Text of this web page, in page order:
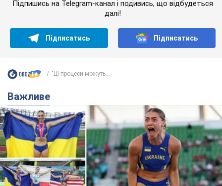
Красуня зі Львова з рекордом виграла
історичну медаль для України на чемпіонаті
світу з легкої атлетики U20. Відео
Наша співвітчизниця блискуче виступила в Орегоні
9.08.2026 09:32 67,5 т.
Брітні Спірс зізналася в уколах краси